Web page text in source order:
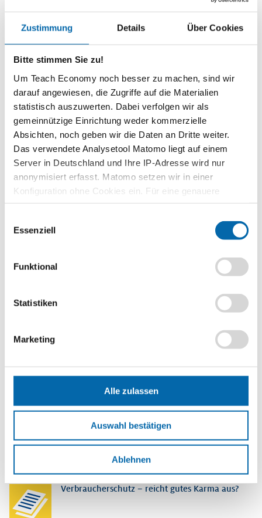
Zustimmung Details Über Cookies
Bitte stimmen Sie zu!
Um Teach Economy noch besser zu machen, sind wir
darauf angewiesen, die Zugriffe auf die Materialien
statistisch auszuwerten. Dabei verfolgen wir als
gemeinnützige Einrichtung weder kommerzielle
Absichten, noch geben wir die Daten an Dritte weiter.
Das verwendete Analysetool Matomo liegt auf einem
Server in Deutschland und Ihre IP-Adresse wird nur
anonymisiert erfasst. Matomo setzen wir in einer
Konfiguration ohne Cookies ein. Für eine genauere
Analyse bitte wir Sie, auch den optional wählbaren
Essenziell
Funktional
Statistiken
Marketing
Alle zulassen
Auswahl bestätigen
Ablehnen
sich Geld, das sie dann in Raten zurückzahlen. Das kann gut
gehen, muss es…
Fleischkonsum
Nachhaltigkeit ist ein Zukunftsthema und aus dem
Wirtschaftsunterricht nicht mehr wegzudenken. Jugendliche sind
an diesem Thema sehr interessiert, was z. B. auch ihr Engagement
für „Fridays for Future…
Weiterlesen
Ob beim Brötchenkauf, am Kiosk oder im Fitnessstudio – jeden
Unternehmer und der…
Econovela: Verbraucherschutz – Da braucht man
In dieser Episode der Econovela „Was kostet die Welt“ hat Selina
ein Problem: Ihr neues Hoverboard explodiert – nur schlechtes
Karma oder steckt doch mehr dahinter? Zum Glück schaltet sich
ein smarter…
Verbraucherschutz – reicht gutes Karma aus?